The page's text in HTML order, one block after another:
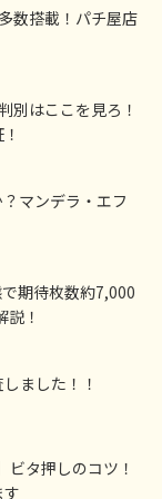
数搭載！パチ屋店
別はここを見ろ！
マンデラ・エフ
期待枚数約7,000
！
ました！！
ビタ押しのコツ！